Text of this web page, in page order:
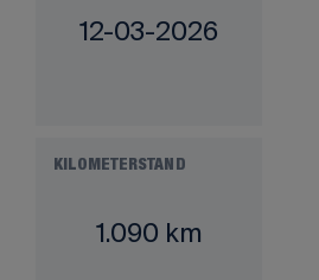
12-03-2026
KILOMETERSTAND
1.090 km